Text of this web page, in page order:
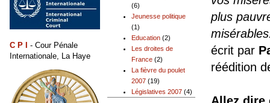
plus
écrit par
réédition
(6)
Jeunesse politique
(1)
Education (2)
Les droites de
France (2)
La fièvre du poulet
2007 (19)
Législatives 2007 (4)
C P I
- Cour Pénale
Internationale, La Haye